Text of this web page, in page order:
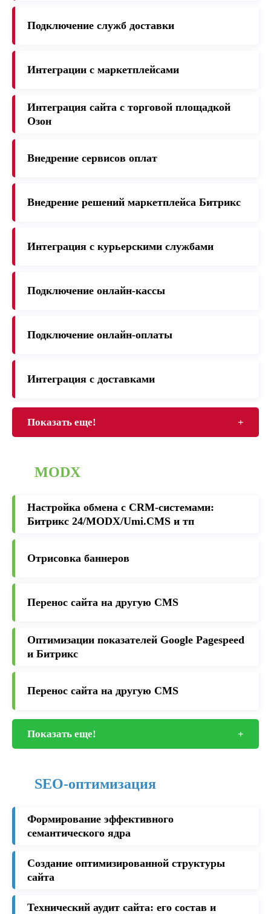
Подключение служб доставки
Интеграции с маркетплейсами
Интеграция сайта с торговой площадкой
Озон
Внедрение сервисов оплат
Внедрение решений маркетплейса Битрикс
Интеграция с курьерскими службами
Подключение онлайн-кассы
Подключение онлайн-оплаты
Интеграция с доставками
Показать еще! +
MODX
Настройка обмена с CRM-cистемами:
Битрикс 24/MODX/Umi.CMS и тп
Отрисовка баннеров
Перенос сайта на другую CMS
Оптимизации показателей Google Pagespeed
и Битрикс
Перенос сайта на другую CMS
Показать еще! +
SEO-оптимизация
Формирование эффективного
семантического ядра
Создание оптимизированной структуры
сайта
Технический аудит сайта: его состав и